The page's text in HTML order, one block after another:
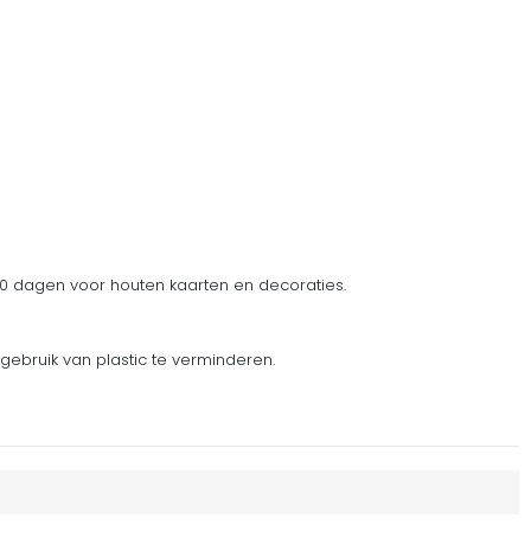
dagen voor houten kaarten en decoraties.
van plastic te verminderen.